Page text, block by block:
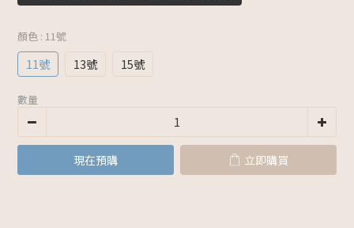
顏色 : 11號
11號 13號 15號
數量
現在預購 立即購買